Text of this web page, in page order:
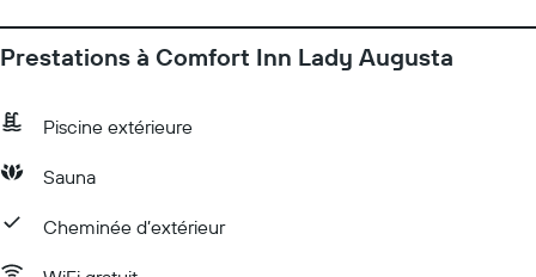
Prestations à Comfort Inn Lady Augusta
Piscine extérieure
Sauna
Cheminée d’extérieur